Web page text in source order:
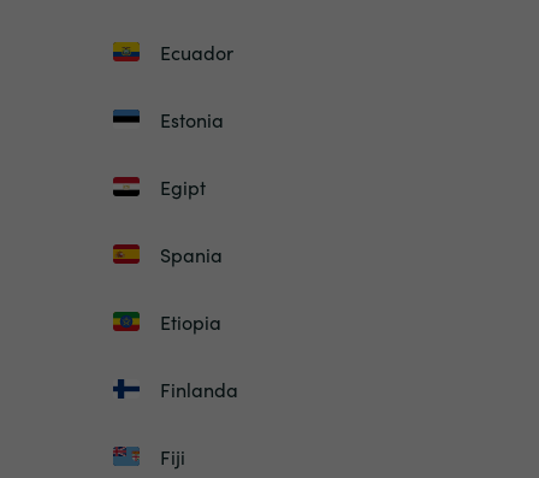
Ecuador
Estonia
Egipt
Spania
Etiopia
Finlanda
Fiji